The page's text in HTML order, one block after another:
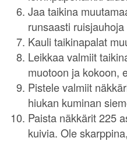
Jaa taikina
runsaasti
Kauli taikinapalat
Leikkaa valmiit
muotoon ja kokoon,
Pistele valmiit
hiukan kuminan
Paista näkkärit 225
kuivia. Ole